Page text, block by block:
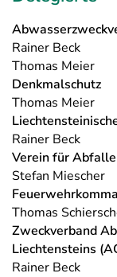
Rainer Beck
Thomas Meier
Denkmalschutz
Thomas Meier
Rainer Beck​​​​​​​
Verein für
Stefan Miescher
Thomas
Zweckverband
Liechtensteins
Rainer Beck